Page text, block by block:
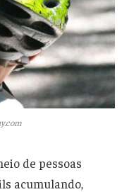
de pessoas
acumulando,